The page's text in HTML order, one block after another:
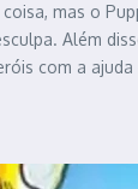
mas o
Além
com a